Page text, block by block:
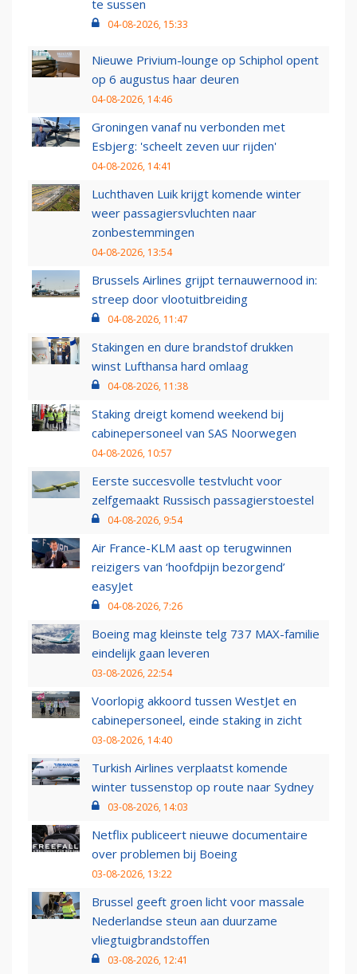
te sussen
04-08-2026, 15:33
Nieuwe Privium-lounge op Schiphol opent
op 6 augustus haar deuren
04-08-2026, 14:46
Groningen vanaf nu verbonden met
Esbjerg: 'scheelt zeven uur rijden'
04-08-2026, 14:41
Luchthaven Luik krijgt komende winter
weer passagiersvluchten naar
zonbestemmingen
04-08-2026, 13:54
Brussels Airlines grijpt ternauwernood in:
streep door vlootuitbreiding
04-08-2026, 11:47
Stakingen en dure brandstof drukken
winst Lufthansa hard omlaag
04-08-2026, 11:38
Staking dreigt komend weekend bij
cabinepersoneel van SAS Noorwegen
04-08-2026, 10:57
Eerste succesvolle testvlucht voor
zelfgemaakt Russisch passagierstoestel
04-08-2026, 9:54
Air France-KLM aast op terugwinnen
reizigers van ‘hoofdpijn bezorgend’
easyJet
04-08-2026, 7:26
Boeing mag kleinste telg 737 MAX-familie
eindelijk gaan leveren
03-08-2026, 22:54
Voorlopig akkoord tussen WestJet en
cabinepersoneel, einde staking in zicht
03-08-2026, 14:40
Turkish Airlines verplaatst komende
winter tussenstop op route naar Sydney
03-08-2026, 14:03
Netflix publiceert nieuwe documentaire
over problemen bij Boeing
03-08-2026, 13:22
Brussel geeft groen licht voor massale
Nederlandse steun aan duurzame
vliegtuigbrandstoffen
03-08-2026, 12:41